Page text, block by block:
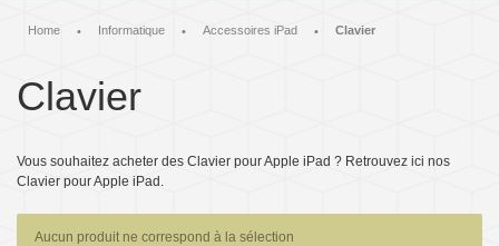
Home • Informatique • Accessoires iPad • Clavier
Clavier
Vous souhaitez acheter des Clavier pour Apple iPad ? Retrouvez ici nos
Clavier pour Apple iPad.
Aucun produit ne correspond à la sélection